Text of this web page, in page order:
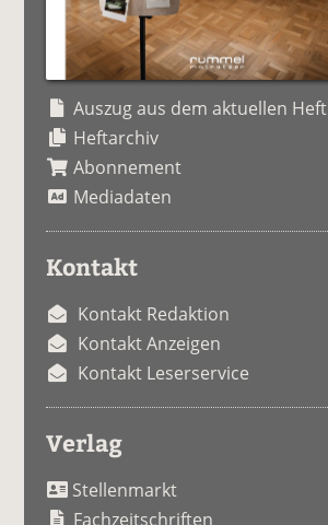
Auszug aus dem aktuellen Heft
Heftarchiv
Abonnement
Mediadaten
Kontakt
Kontakt Redaktion
Kontakt Anzeigen
Kontakt Leserservice
Verlag
Stellenmarkt
Fachzeitschriften